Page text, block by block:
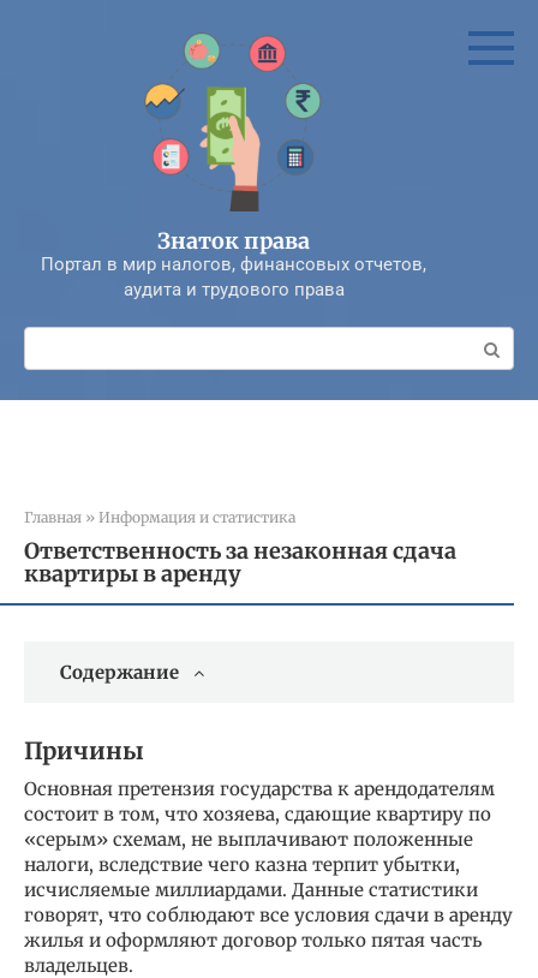
Знаток права
Портал в мир налогов, финансовых отчетов,
аудита и трудового права
Поиск:
Главная » Информация и статистика
Ответственность за незаконная сдача
квартиры в аренду
Содержание
Причины
Основная претензия государства к арендодателям
состоит в том, что хозяева, сдающие квартиру по
«серым» схемам, не выплачивают положенные
налоги, вследствие чего казна терпит убытки,
исчисляемые миллиардами. Данные статистики
говорят, что соблюдают все условия сдачи в аренду
жилья и оформляют договор только пятая часть
владельцев.